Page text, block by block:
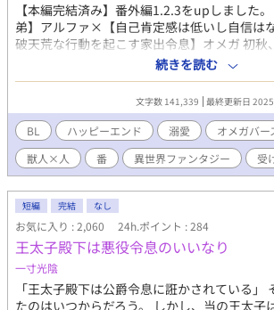
【本編完結済み】番外編1.2.3をupしました
弟】アルファ×【自己肯定感は低いし自信は
破天荒な行動を起こす家出令息】オメガ 初秋
た。穏やかで優しげな公爵令息だ。恋のトキ
の人となら穏やかな夫夫生活が送れるかもれ
た。そんなものははなから僕にはないのだと
れるように学園の東屋で抱きしめ合う恋人
幼なじみの令嬢の姿を見た。 やってられる
るなら婚約を解消してその人と添えば良いと
「傷つけるつもりはなかった」だの「不甲斐
い」だのと言い訳ばかり。おまけに学園で僕
引き裂いたと噂が流れた。よーし、婚約破
りな物語を見つけた僕は「悪役令息」になっ
約破棄した後は、国を飛び出し世界を見に
っても、僕のフェロモンは微弱すぎて誰にも
情期だって来たことがない。オメガの弱点が
て薬師見習いになってもいい。さあ、隣国
んだ僕の前に、盗賊が現れた。腕力も頭脳も
続きを読む
文字数 141,339 最終更新日
BL ハッピーエンド 溺愛 オメガバー
獣人×人
番 異世界ファンタジー 受
短編 完結 なし
お気に入り : 2,060 24h.ポイント : 284
王太子殿下は悪役令息のいいなり
一寸光陰
「王太子殿下は公爵令息に誑かされている」
たのはいつからだろう。 しかし、当の王太子